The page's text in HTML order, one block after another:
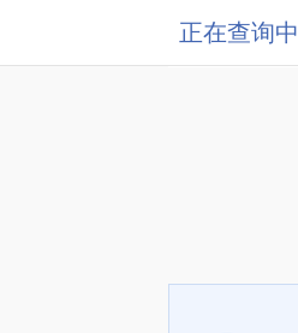
正在查询中